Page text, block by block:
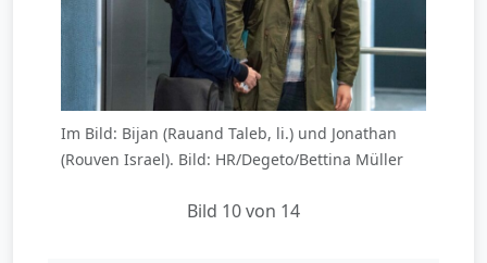
Im Bild: Bijan (Rauand Taleb, li.) und Jonathan
(Rouven Israel). Bild: HR/Degeto/Bettina Müller
Bild 10 von 14